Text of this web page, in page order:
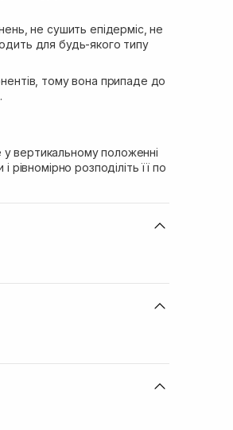
не сушить епідерміс, не
для будь-якого типу
тому вона припаде до
вертикальному положенні
рівномірно розподіліть її по